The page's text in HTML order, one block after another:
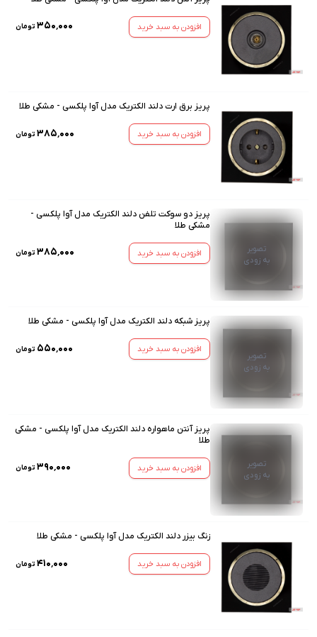
افزودن به سبد خرید ۳۵۰٬۰۰۰ تومان
پریز برق ارت دلند الکتریک مدل آوا پلکسی - مشکی طلا
افزودن به سبد خرید ۳۸۵٬۰۰۰ تومان
تصویر
به زودی
پریز دو سوکت تلفن دلند الکتریک مدل آوا پلکسی -
مشکی طلا
افزودن به سبد خرید ۳۸۵٬۰۰۰ تومان
تصویر
به زودی
پریز شبکه دلند الکتریک مدل آوا پلکسی - مشکی طلا
افزودن به سبد خرید ۵۵۰٬۰۰۰ تومان
تصویر
به زودی
پریز آنتن ماهواره دلند الکتریک مدل آوا پلکسی - مشکی
طلا
افزودن به سبد خرید ۳۹۰٬۰۰۰ تومان
زنگ بیزر دلند الکتریک مدل آوا پلکسی - مشکی طلا
افزودن به سبد خرید ۴۱۰٬۰۰۰ تومان